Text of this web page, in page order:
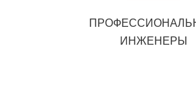
ИНЖЕНЕРЫ